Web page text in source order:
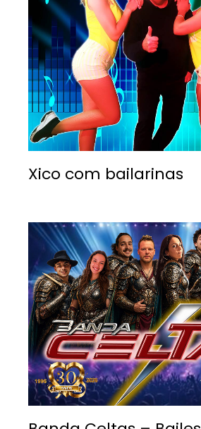
Xico com bailarinas